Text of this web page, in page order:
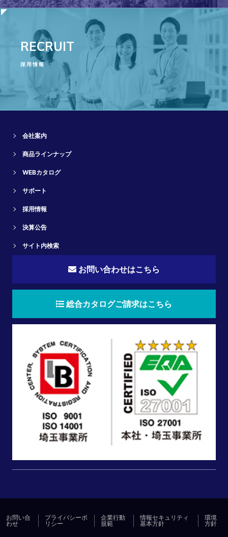
RECRUIT
採用情報
会社案内
商品ラインナップ
WEBカタログ
サポート
採用情報
決算公告
サイト内検索
お問い合わせはこちら
総合カタログご請求はこちら
お問い合
わせ
プライバシーポ
リシー
企業行動
規範
情報セキュリティ
基本方針
環境
方針